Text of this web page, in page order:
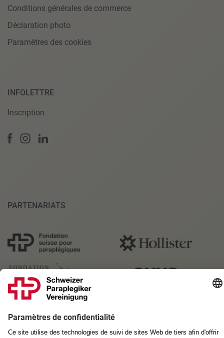
Conditions générales de commerce
Déclaration photo
Paramètres des cookies
INFOLETTRE
Inscription
PARTENARIATS